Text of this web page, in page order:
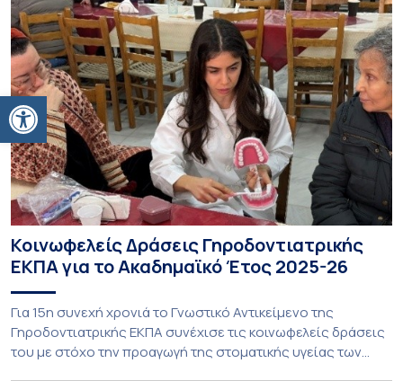
Ανοίξτε τη γραμμή εργαλείων
Κοινωφελείς Δράσεις Γηροδοντιατρικής
ΕΚΠΑ για το Ακαδημαϊκό Έτος 2025-26
Για 15η συνεχή χρονιά το Γνωστικό Αντικείμενο της
Γηροδοντιατρικής ΕΚΠΑ συνέχισε τις κοινωφελείς δράσεις
του με στόχο την προαγωγή της στοματικής υγείας των